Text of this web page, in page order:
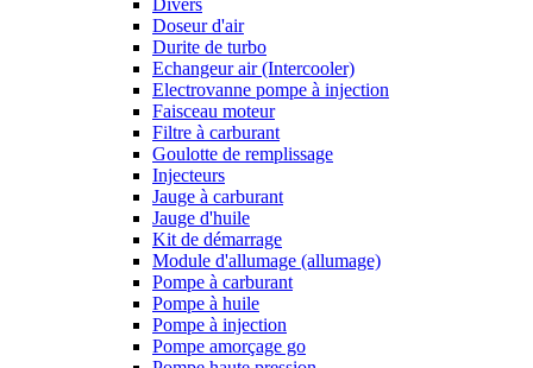
Divers
Doseur d'air
Durite de turbo
Echangeur air (Intercooler)
Electrovanne pompe à injection
Faisceau moteur
Filtre à carburant
Goulotte de remplissage
Injecteurs
Jauge à carburant
Jauge d'huile
Kit de démarrage
Module d'allumage (allumage)
Pompe à carburant
Pompe à huile
Pompe à injection
Pompe amorçage go